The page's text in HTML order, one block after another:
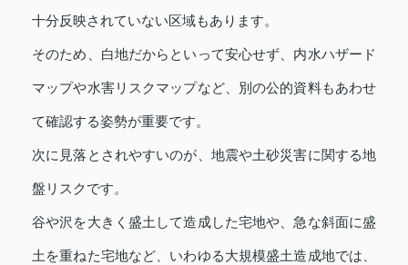
十分反映されていない区域もあります。
そのため、白地だからといって安心せず、内水ハザード
マップや水害リスクマップなど、別の公的資料もあわせ
て確認する姿勢が重要です。
次に見落とされやすいのが、地震や土砂災害に関する地
盤リスクです。
谷や沢を大きく盛土して造成した宅地や、急な斜面に盛
土を重ねた宅地など、いわゆる大規模盛土造成地では、